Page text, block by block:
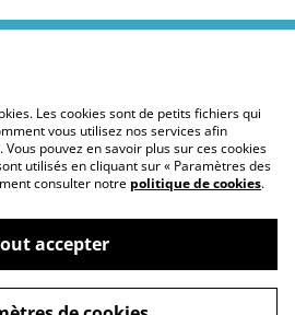
Confidentialité des
cookies
Les cookies sont de petits fichiers qui
vous utilisez nos services afin
pouvez en savoir plus sur ces cookies
utilisés en cliquant sur « Paramètres des
consulter notre politique de cookies.
accepter